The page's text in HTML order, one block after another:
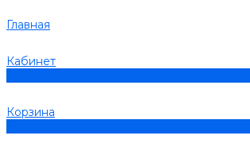
Главная
Кабинет
Корзина